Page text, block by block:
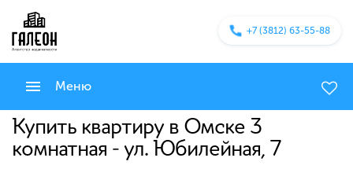
+7 (3812) 63-55-88
Меню
Купить квартиру в Омске 3
комнатная - ул. Юбилейная, 7